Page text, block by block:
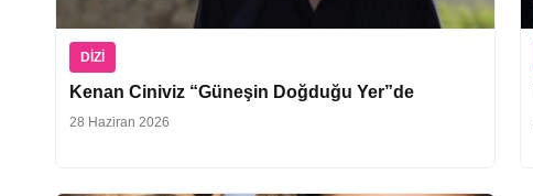
DIZI
Kenan Ciniviz “Güneşin Doğduğu Yer”de
28 Haziran 2026